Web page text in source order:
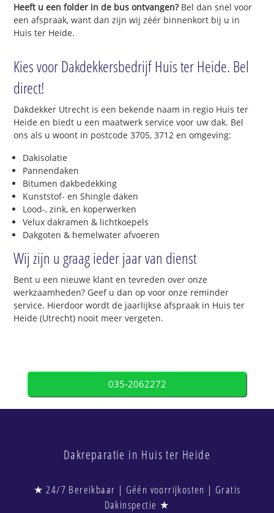
Heeft u een folder in de bus ontvangen?Bel dan snel voor
een afspraak, want dan zijn wij zéér binnenkort bij u in
Huis ter Heide.
Kies voor Dakdekkersbedrijf Huis ter Heide. Bel
direct!
Dakdekker Utrecht is een bekende naam in regio Huis ter
Heide en biedt u een maatwerk service voor uw dak. Bel
ons als u woont in postcode 3705, 3712 en omgeving:
Dakisolatie
Pannendaken
Bitumen dakbedekking
Kunststof- en Shingle daken
Lood-, zink, en koperwerken
Velux dakramen & lichtkoepels
Dakgoten & hemelwater afvoeren
Wij zijn u graag ieder jaar van dienst
Bent u een nieuwe klant en tevreden over onze
werkzaamheden? Geef u dan op voor onze reminder
service. Hierdoor wordt de jaarlijkse afspraak in Huis ter
Heide (Utrecht) nooit meer vergeten.
035-2062272
Dakreparatie in Huis ter Heide
★ 24/7 Bereikbaar | Géén voorrijkosten | Gratis
Dakinspectie ★